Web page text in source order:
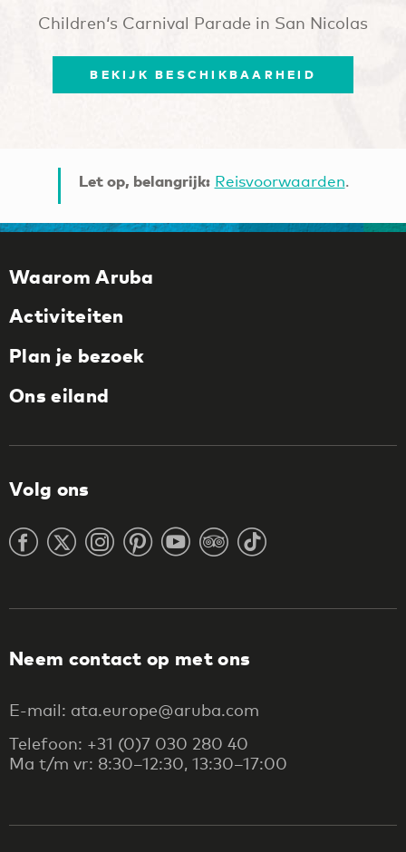
Children‘s Carnival Parade in San Nicolas
BEKIJK BESCHIKBAARHEID
Let op, belangrijk: Reisvoorwaarden.
Waarom Aruba
Activiteiten
Plan je bezoek
Ons eiland
Volg ons
Neem contact op met ons
E-mail: ata.europe@aruba.com
Telefoon: +31 (0)7 030 280 40
Ma t/m vr: 8:30–12:30, 13:30–17:00